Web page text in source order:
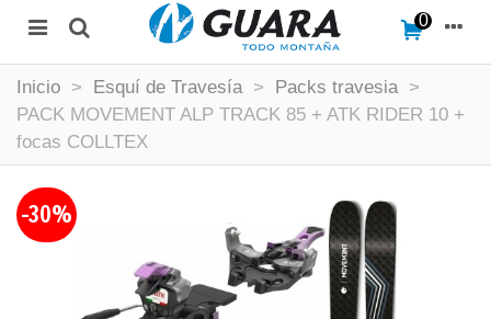
0
Inicio > Esquí de Travesía > Packs travesia >
PACK MOVEMENT ALP TRACK 85 + ATK RIDER 10 +
focas COLLTEX
-30%